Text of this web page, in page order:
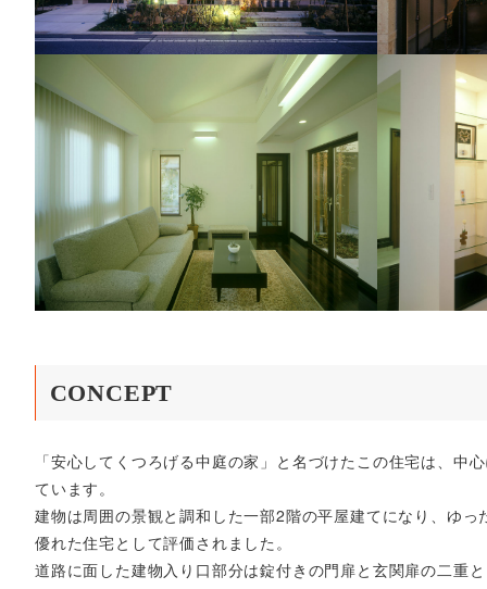
CONCEPT
「安心してくつろげる中庭の家」と名づけたこの住宅は、
ています。
建物は周囲の景観と調和した一部2階の平屋建てになり、ゆ
優れた住宅として評価されました。
道路に面した建物入り口部分は錠付きの門扉と玄関扉の二重